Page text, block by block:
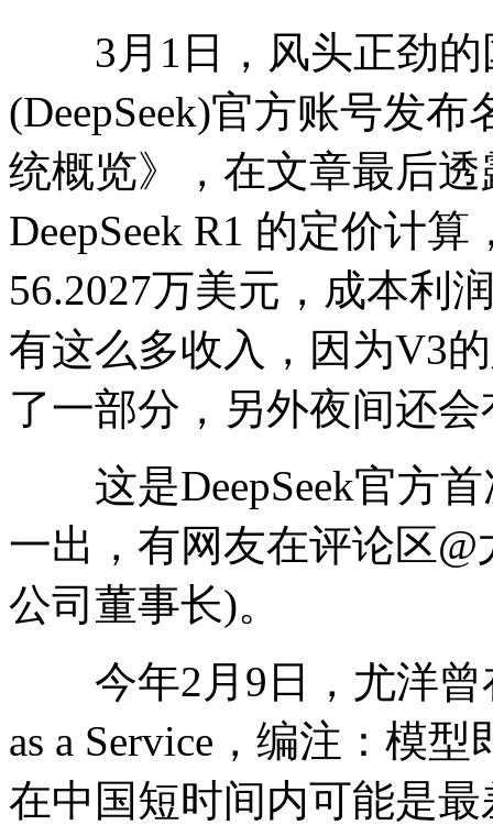
3月1日，风头正劲的
(DeepSeek)官方账号发布
统概览》，在文章最后透
DeepSeek R1 的定价计
56.2027万美元，成本利
有这么多收入，因为V3
了一部分，另外夜间还会
这是DeepSeek官方首
一出，有网友在评论区
公司董事长)。
今年2月9日，尤洋曾
as a Service，编注：模
在中国短时间内可能是